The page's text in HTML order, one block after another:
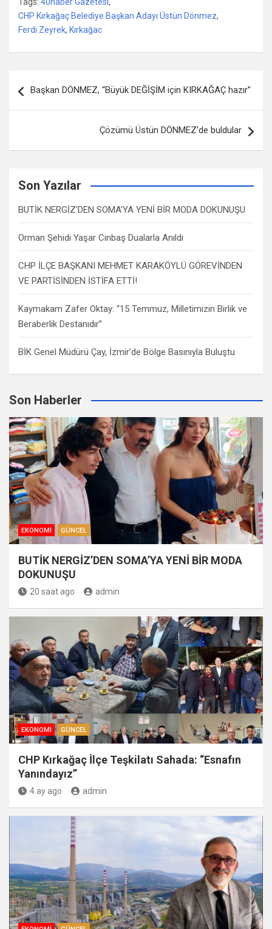
CHP Kırkağaç Belediye Başkan Adayı Üstün Dönmez,
Ferdi Zeyrek, Kırkağac
dolaşımı
Başkan DÖNMEZ, “Büyük DEĞİŞİM için KIRKAĞAÇ hazır”
Çözümü Üstün DÖNMEZ’de buldular
Son Yazılar
BUTİK NERGİZ’DEN SOMA’YA YENİ BİR MODA DOKUNUŞU
Orman Şehidi Yaşar Cinbaş Dualarla Anıldı
CHP İLÇE BAŞKANI MEHMET KARAKÖYLÜ GÖREVİNDEN
VE PARTİSİNDEN İSTİFA ETTİ!
Kaymakam Zafer Oktay: “15 Temmuz, Milletimizin Birlik ve
Beraberlik Destanıdır”
BİK Genel Müdürü Çay, İzmir’de Bölge Basınıyla Buluştu
Son Haberler
EKONOMI GÜNCEL
BUTİK NERGİZ’DEN SOMA’YA YENİ BİR MODA
DOKUNUŞU
20 saat ago admin
EKONOMI GÜNCEL
CHP Kırkağaç İlçe Teşkilatı Sahada: “Esnafın
Yanındayız”
4 ay ago admin